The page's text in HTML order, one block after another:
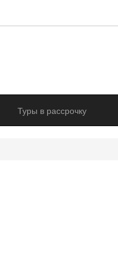
Туры в рассрочку